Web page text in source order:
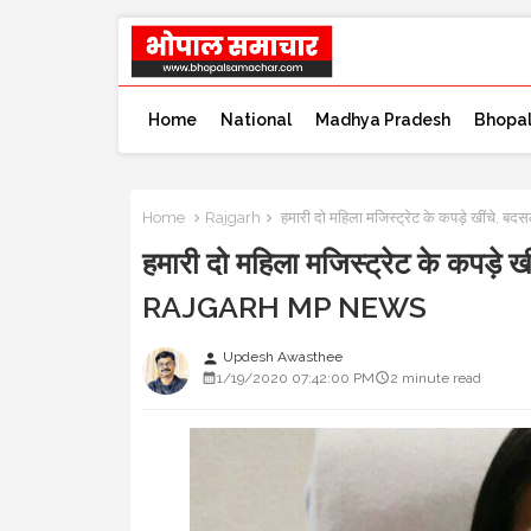
Home National Madhya Pradesh Bhopal
Home Rajgarh हमारी दो महिला मजिस्ट्रेट के कपड़े खींचे,
हमारी दो महिला मजिस्ट्रेट के
RAJGARH MP NEWS
person Updesh Awasthee
1/19/2020 07:42:00 PM
2 minute read